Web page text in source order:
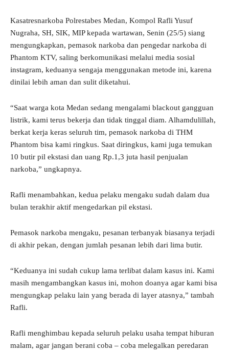
Kasatresnarkoba Polrestabes Medan, Kompol Rafli Yusuf
Nugraha, SH, SIK, MIP kepada wartawan, Senin (25/5) siang
mengungkapkan, pemasok narkoba dan pengedar narkoba di
Phantom KTV, saling berkomunikasi melalui media sosial
instagram, keduanya sengaja menggunakan metode ini, karena
dinilai lebih aman dan sulit diketahui.
“Saat warga kota Medan sedang mengalami blackout gangguan
listrik, kami terus bekerja dan tidak tinggal diam. Alhamdulillah,
berkat kerja keras seluruh tim, pemasok narkoba di THM
Phantom bisa kami ringkus. Saat diringkus, kami juga temukan
10 butir pil ekstasi dan uang Rp.1,3 juta hasil penjualan
narkoba,” ungkapnya.
Rafli menambahkan, kedua pelaku mengaku sudah dalam dua
bulan terakhir aktif mengedarkan pil ekstasi.
Pemasok narkoba mengaku, pesanan terbanyak biasanya terjadi
di akhir pekan, dengan jumlah pesanan lebih dari lima butir.
“Keduanya ini sudah cukup lama terlibat dalam kasus ini. Kami
masih mengambangkan kasus ini, mohon doanya agar kami bisa
mengungkap pelaku lain yang berada di layer atasnya,” tambah
Rafli.
Rafli menghimbau kepada seluruh pelaku usaha tempat hiburan
malam, agar jangan berani coba – coba melegalkan peredaran